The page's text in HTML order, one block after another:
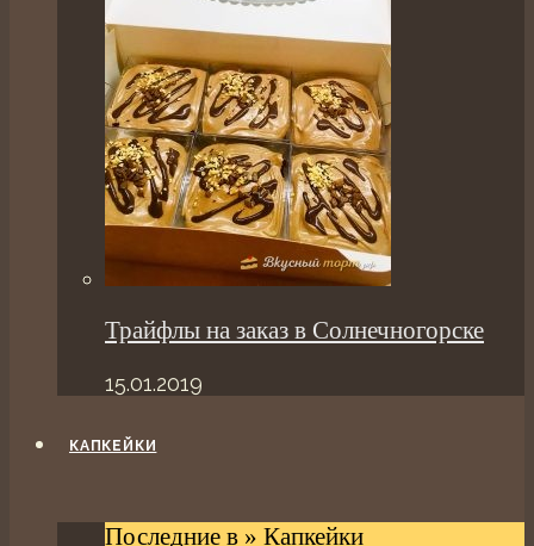
Трайфлы на заказ в Солнечногорске
15.01.2019
КАПКЕЙКИ
Последние в » Капкейки